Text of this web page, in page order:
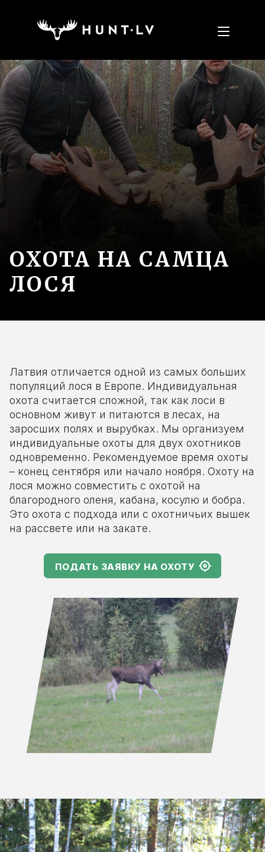
ОХОТА НА САМЦА
ЛОСЯ
Латвия отличается одной из самых больших
популяций лося в Европе. Индивидуальная
охота считается сложной, так как лоси в
основном живут и питаются в лесах, на
заросших полях и вырубках. Мы организуем
индивидуальные охоты для двух охотников
одновременно. Рекомендуемое время охоты
– конец сентября или начало ноября. Охоту на
лося можно совместить с охотой на
благородного оленя, кабана, косулю и бобра.
Это охота с подхода или с охотничьих вышек
на рассвете или на закате.
ПОДАТЬ ЗАЯВКУ НА ОХОТУ